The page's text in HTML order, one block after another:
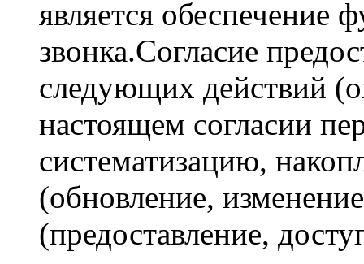
является обеспечение
звонка.Согласие
следующих действий
настоящем согласии
систематизацию,
(обновление,
(предоставление,